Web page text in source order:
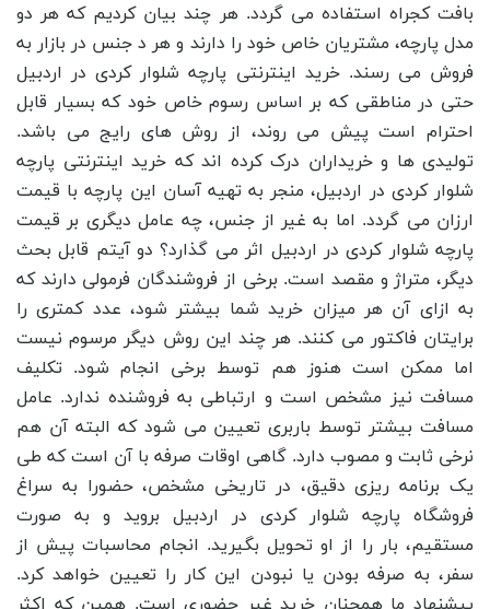
بافت کجراه استفاده می گردد. هر چند بیان کردیم که هر دو
مدل پارچه، مشتریان خاص خود را دارند و هر د جنس در بازار به
فروش می رسند. خرید اینترنتی پارچه شلوار کردی در اردبیل
حتی در مناطقی که بر اساس رسوم خاص خود که بسیار قابل
احترام است پیش می روند، از روش های رایج می باشد.
تولیدی ها و خریداران درک کرده اند که خرید اینترنتی پارچه
شلوار کردی در اردبیل، منجر به تهیه آسان این پارچه با قیمت
ارزان می گردد. اما به غیر از جنس، چه عامل دیگری بر قیمت
پارچه شلوار کردی در اردبیل اثر می گذارد؟ دو آیتم قابل بحث
دیگر، متراژ و مقصد است. برخی از فروشندگان فرمولی دارند که
به ازای آن هر میزان خرید شما بیشتر شود، عدد کمتری را
برایتان فاکتور می کنند. هر چند این روش دیگر مرسوم نیست
اما ممکن است هنوز هم توسط برخی انجام شود. تکلیف
مسافت نیز مشخص است و ارتباطی به فروشنده ندارد. عامل
مسافت بیشتر توسط باربری تعیین می شود که البته آن هم
نرخی ثابت و مصوب دارد. گاهی اوقات صرفه با آن است که طی
یک برنامه ریزی دقیق، در تاریخی مشخص، حضورا به سراغ
فروشگاه پارچه شلوار کردی در اردبیل بروید و به صورت
مستقیم، بار را از او تحویل بگیرید. انجام محاسبات پیش از
سفر، به صرفه بودن یا نبودن این کار را تعیین خواهد کرد.